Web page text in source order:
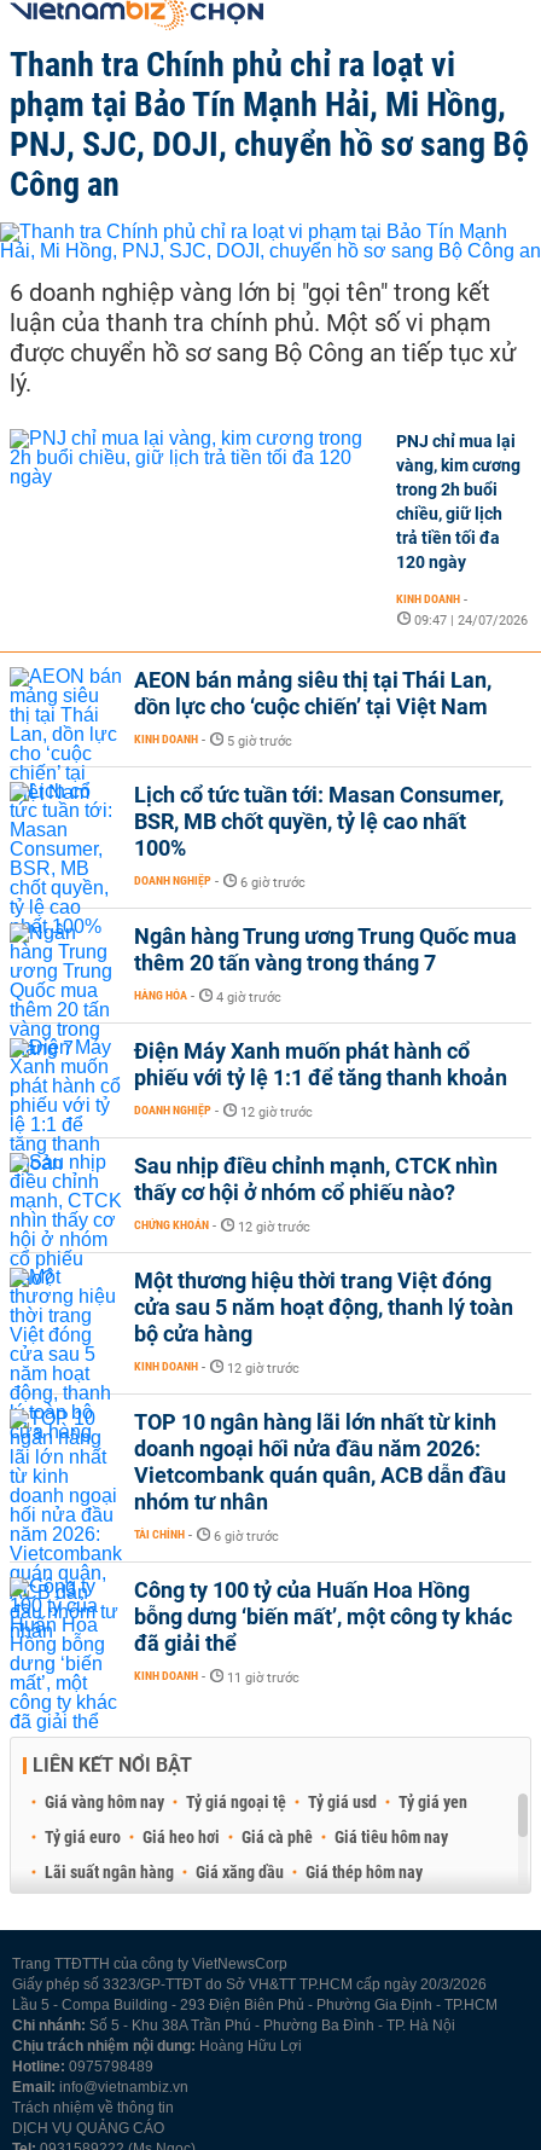
Thanh tra Chính phủ chỉ ra loạt vi
phạm tại Bảo Tín Mạnh Hải, Mi Hồng,
PNJ, SJC, DOJI, chuyển hồ sơ sang Bộ
Công an
6 doanh nghiệp vàng lớn bị "gọi tên" trong kết
luận của thanh tra chính phủ. Một số vi phạm
được chuyển hồ sơ sang Bộ Công an tiếp tục xử
lý.
PNJ chỉ mua lại
vàng, kim cương
trong 2h buổi
chiều, giữ lịch
trả tiền tối đa
120 ngày
KINH DOANH -
09:47 | 24/07/2026
AEON bán mảng siêu thị tại Thái Lan,
dồn lực cho ‘cuộc chiến’ tại Việt Nam
KINH DOANH - 5 giờ trước
Lịch cổ tức tuần tới: Masan Consumer,
BSR, MB chốt quyền, tỷ lệ cao nhất
100%
DOANH NGHIỆP - 6 giờ trước
Ngân hàng Trung ương Trung Quốc mua
thêm 20 tấn vàng trong tháng 7
HÀNG HÓA - 4 giờ trước
Điện Máy Xanh muốn phát hành cổ
phiếu với tỷ lệ 1:1 để tăng thanh khoản
DOANH NGHIỆP - 12 giờ trước
Sau nhịp điều chỉnh mạnh, CTCK nhìn
thấy cơ hội ở nhóm cổ phiếu nào?
CHỨNG KHOÁN - 12 giờ trước
Một thương hiệu thời trang Việt đóng
cửa sau 5 năm hoạt động, thanh lý toàn
bộ cửa hàng
KINH DOANH - 12 giờ trước
TOP 10 ngân hàng lãi lớn nhất từ kinh
doanh ngoại hối nửa đầu năm 2026:
Vietcombank quán quân, ACB dẫn đầu
nhóm tư nhân
TÀI CHÍNH - 6 giờ trước
Công ty 100 tỷ của Huấn Hoa Hồng
bỗng dưng ‘biến mất’, một công ty khác
đã giải thể
KINH DOANH - 11 giờ trước
LIÊN KẾT NỔI BẬT
Giá vàng hôm nay Tỷ giá ngoại tệ Tỷ giá usd
Tỷ giá yen
Tỷ giá euro
Giá heo hơi Giá cà phê
Giá tiêu hôm nay
Lãi suất ngân hàng
Giá xăng dầu
Giá thép hôm nay
Trang TTĐTTH của công ty VietNewsCorp
Giấy phép số 3323/GP-TTĐT do Sở VH&TT TP.HCM cấp ngày 20/3/2026
Lầu 5 - Compa Building - 293 Điện Biên Phủ - Phường Gia Định - TP.HCM
Chi nhánh: Số 5 - Khu 38A Trần Phú - Phường Ba Đình - TP. Hà Nội
Chịu trách nhiệm nội dung: Hoàng Hữu Lợi
Hotline: 0975798489
Email: info@vietnambiz.vn
Trách nhiệm về thông tin
DỊCH VỤ QUẢNG CÁO